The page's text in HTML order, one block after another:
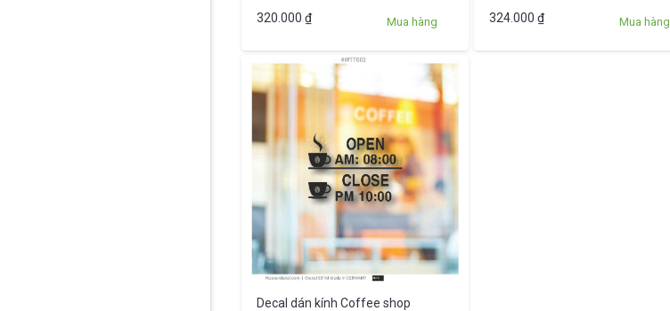
320.000 ₫ Mua hàng
324.000 ₫ Mua hàng
Decal dán kính Coffee shop